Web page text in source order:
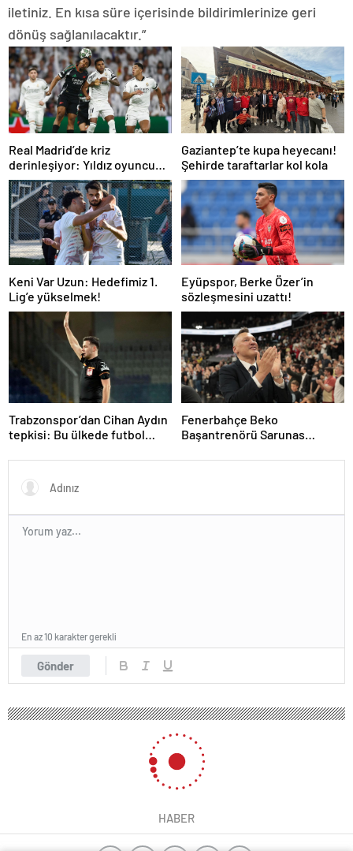
iletiniz. En kısa süre içerisinde bildirimlerinize geri
dönüş sağlanılacaktır.”
Real Madrid’de kriz
derinleşiyor: Yıldız oyuncu
takıma dönmek istemiyor
Gaziantep’te kupa heyecanı!
Şehirde taraftarlar kol kola
Keni Var Uzun: Hedefimiz 1.
Lig’e yükselmek!
Eyüpspor, Berke Özer’in
sözleşmesini uzattı!
Trabzonspor’dan Cihan Aydın
tepkisi: Bu ülkede futbol
Fenerbahçe Beko
Başantrenörü Sarunas
Nunn açıklaması
Gönder
En az 10 karakter gerekli
HABER